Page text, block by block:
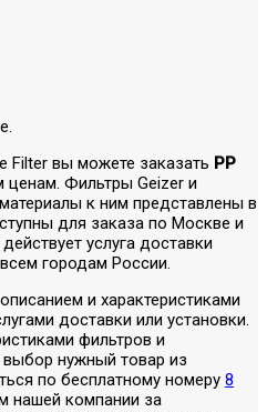
Filter вы можете заказать PP
ценам. Фильтры Geizer и
к ним представлены в
для заказа по Москве и
услуга доставки
городам России.
и характеристиками
доставки или установки.
фильтров и
нужный товар из
по бесплатному номеру 8
нашей компании за